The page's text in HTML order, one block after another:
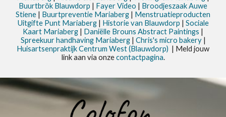
Buurtbrök Blauwdorp | Fayer Video | Broodjeszaak Auwe
Stiene | Buurtpreventie Mariaberg | Menstruatieproducten
Uitgifte Punt Mariaberg| Historie van Blauwdorp | Sociale
Kaart Mariaberg | Daniëlle Brouns Abstract Paintings |
Spreekuur handhaving Mariaberg| Chris's micro bakery|
Huisartsenpraktijk Centrum West (Blauwdorp) | Meld jouw
link aan via onzecontactpagina.